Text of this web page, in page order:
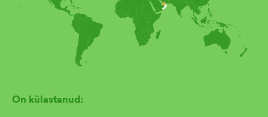
On külastanud: